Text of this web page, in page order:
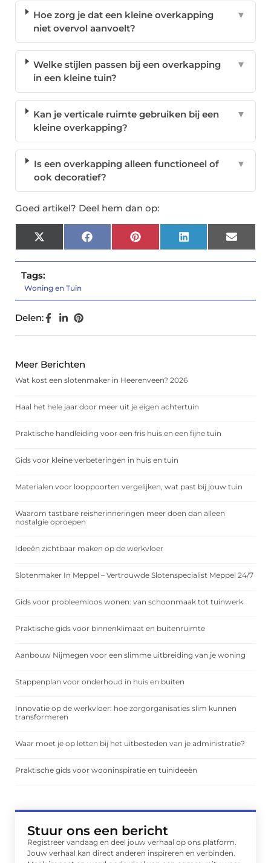
Hoe zorg je dat een kleine overkapping
niet overvol aanvoelt?
▼
Welke stijlen passen bij een overkapping
in een kleine tuin?
▼
Kan je verticale ruimte gebruiken bij een
kleine overkapping?
▼
Is een overkapping alleen functioneel of
ook decoratief?
▼
Goed artikel? Deel hem dan op:
X
(Twitter)
FacebookPinterest LinkedIn Email
Tags:
Woning en Tuin
Delen:
Meer Berichten
Wat kost een slotenmaker in Heerenveen? 2026
Haal het hele jaar door meer uit je eigen achtertuin
Praktische handleiding voor een fris huis en een fijne tuin
Gids voor kleine verbeteringen in huis en tuin
Materialen voor looppoorten vergelijken, wat past bij jouw tuin
Waarom tastbare reisherinneringen meer doen dan alleen
nostalgie oproepen
Ideeën zichtbaar maken op de werkvloer
Slotenmaker In Meppel – Vertrouwde Slotenspecialist Meppel 24/7
Gids voor probleemloos wonen: van schoonmaak tot tuinwerk
Praktische gids voor binnenklimaat en buitenruimte
Aanbouw Nijmegen voor een slimme uitbreiding van je woning
Stappenplan voor onderhoud in huis en buiten
Innovatie op de werkvloer: hoe zorgorganisaties slim kunnen
transformeren
Waar moet je op letten bij het uitbesteden van je administratie?
Praktische gids voor wooninspiratie en tuinideeën
Stuur ons een bericht
Registreer vandaag en deel jouw verhaal op ons platform.
Jouw verhaal kan direct anderen inspireren en verbinden.